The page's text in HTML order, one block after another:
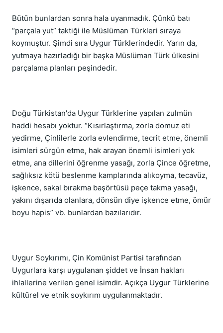
Bütün bunlardan sonra hala uyanmadık. Çünkü batı
“parçala yut” taktiği ile Müslüman Türkleri sıraya
koymuştur. Şimdi sıra Uygur Türklerindedir. Yarın da,
yutmaya hazırladığı bir başka Müslüman Türk ülkesini
parçalama planları peşindedir.
Doğu Türkistan'da Uygur Türklerine yapılan zulmün
haddi hesabı yoktur. “Kısırlaştırma, zorla domuz eti
yedirme, Çinlilerle zorla evlendirme, tecrit etme, önemli
isimleri sürgün etme, hak arayan önemli isimleri yok
etme, ana dillerini öğrenme yasağı, zorla Çince öğretme,
sağlıksız kötü beslenme kamplarında alıkoyma, tecavüz,
işkence, sakal bırakma başörtüsü peçe takma yasağı,
yakını dışarıda olanlara, dönsün diye işkence etme, ömür
boyu hapis” vb. bunlardan bazılarıdır.
Uygur Soykırımı, Çin Komünist Partisi tarafından
Uygurlara karşı uygulanan şiddet ve İnsan hakları
ihlallerine verilen genel isimdir. Açıkça Uygur Türklerine
kültürel ve etnik soykırım uygulanmaktadır.